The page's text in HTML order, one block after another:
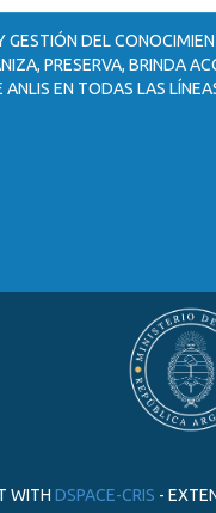
GESTIÓN DEL
PRESERVA, BRINDA
EN TODAS LAS
WITH DSPACE-CRIS -